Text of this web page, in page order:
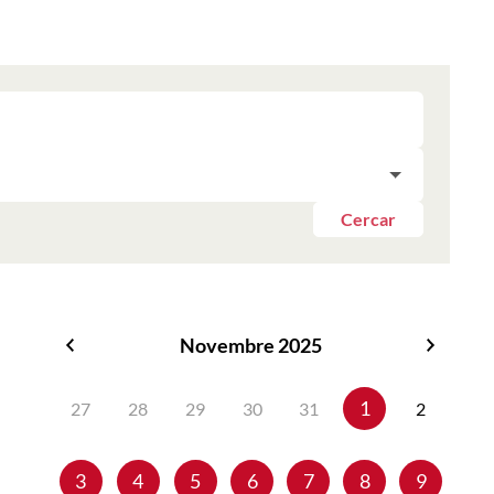
Cercar
Novembre 2025
27 28 29 30 31 1 2
3 4 5 6 7 8 9